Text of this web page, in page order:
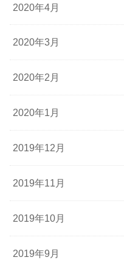
2020年4月
2020年3月
2020年2月
2020年1月
2019年12月
2019年11月
2019年10月
2019年9月